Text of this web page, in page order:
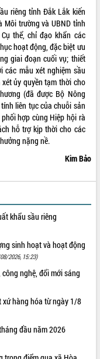
riêng tỉnh Đắk Lắk kiến
Môi trường và UBND tỉnh
thể, chỉ đạo khẩn các
hoạt động, đặc biệt ưu
giai đoạn cuối vụ; thiết
các mẫu xét nghiệm sầu
ủy quyền tạm thời cho
(đã được Bộ Nông
liên tục của chuỗi sản
hợp cùng Hiệp hội rà
hỗ trợ kịp thời cho các
nặng nề.
Kim Bảo
khẩu sầu riêng
sinh hoạt và hoạt động
2026, 15:23)
nghệ, đổi mới sáng
xứ hàng hóa từ ngày 1/8
đầu năm 2026